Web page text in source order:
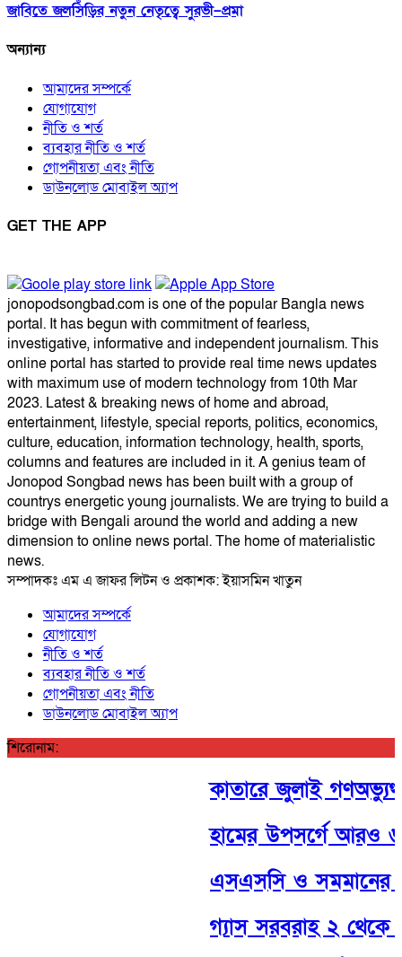
জাবিতে জলসিঁড়ির নতুন নেতৃত্বে সুরভী–প্রমা
অন্যান্য
আমাদের সম্পর্কে
যোগাযোগ
নীতি ও শর্ত
ব্যবহার নীতি ও শর্ত
গোপনীয়তা এবং নীতি
ডাউনলোড মোবাইল অ্যাপ
GET THE APP
jonopodsongbad.com is one of the popular Bangla news
portal. It has begun with commitment of fearless,
investigative, informative and independent journalism. This
online portal has started to provide real time news updates
with maximum use of modern technology from 10th Mar
2023. Latest & breaking news of home and abroad,
entertainment, lifestyle, special reports, politics, economics,
culture, education, information technology, health, sports,
columns and features are included in it. A genius team of
Jonopod Songbad news has been built with a group of
countrys energetic young journalists. We are trying to build a
bridge with Bengali around the world and adding a new
dimension to online news portal. The home of materialistic
news.
সম্পাদকঃ এম এ জাফর লিটন ও প্রকাশক: ইয়াসমিন খাতুন
আমাদের সম্পর্কে
যোগাযোগ
নীতি ও শর্ত
ব্যবহার নীতি ও শর্ত
গোপনীয়তা এবং নীতি
ডাউনলোড মোবাইল অ্যাপ
শিরোনাম:
কাতারে জুলাই
হামের উপসর্গে আরও ৬
এসএসসি ও সমমানের
গ্যাস সরবরাহ ২ থেকে ৩